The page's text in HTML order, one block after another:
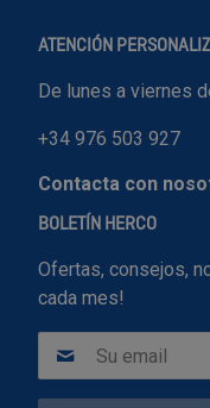
ATENCIÓN
De lunes a viernes
+34 976 503 927
Contacta con
BOLETÍN HERCO
Ofertas, consejos,
cada mes!